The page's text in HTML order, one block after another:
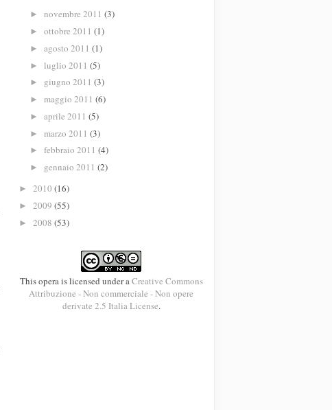
► novembre 2011 (3)
► ottobre 2011 (1)
► agosto 2011 (1)
► luglio 2011 (5)
► giugno 2011 (3)
► maggio 2011 (6)
► aprile 2011 (5)
► marzo 2011 (3)
► febbraio 2011 (4)
► gennaio 2011 (2)
► 2010 (16)
► 2009 (55)
► 2008 (53)
This opera is licensed under aCreative Commons
Attribuzione - Non commerciale - Non opere
derivate 2.5 Italia License.